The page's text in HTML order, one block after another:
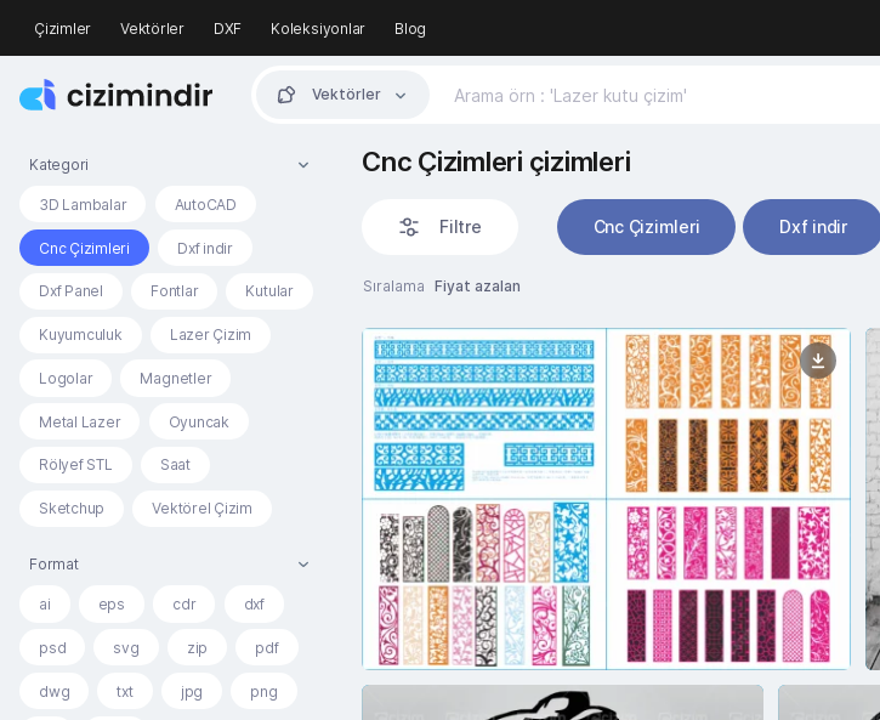
Çizimler Vektörler DXF Koleksiyonlar Blog
Vektörler
Kategori
3D Lambalar AutoCAD
Cnc Çizimleri Dxf indir
Dxf Panel Fontlar Kutular
Kuyumculuk Lazer Çizim
Logolar Magnetler
Metal Lazer Oyuncak
Rölyef STL Saat
Sketchup Vektörel Çizim
Format
ai eps cdr dxf
psd svg zip pdf
dwg txt jpg png
Cnc Çizimleri çizimleri
Filtre Cnc Çizimleri Dxf indir
Sıralama Fiyat azalan